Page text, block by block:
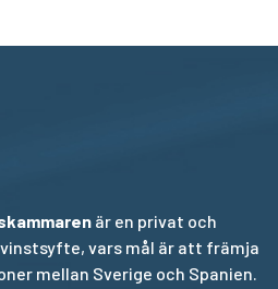
är en privat och
vars mål är att främja
mellan Sverige och Spanien.